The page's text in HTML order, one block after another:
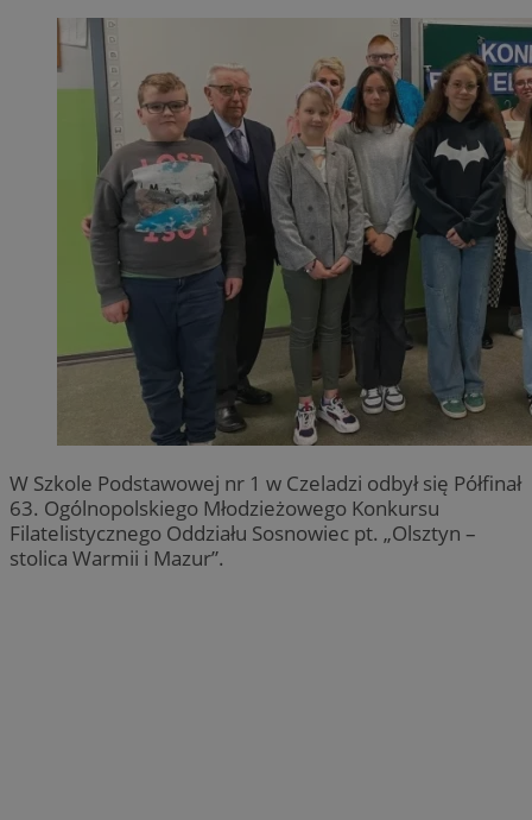
W Szkole Podstawowej nr 1 w Czeladzi odbył się Półfinał
63. Ogólnopolskiego Młodzieżowego Konkursu
Filatelistycznego Oddziału Sosnowiec pt. „Olsztyn –
stolica Warmii i Mazur”.